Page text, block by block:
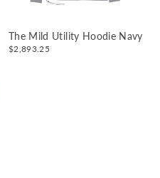
The Mild Utility Hoodie Navy
$2,893.25